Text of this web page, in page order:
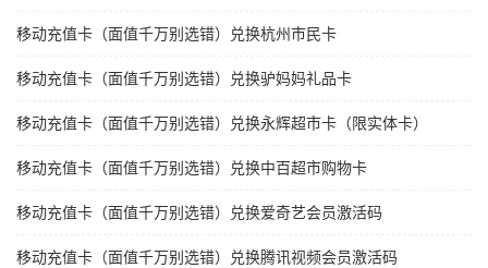
移动充值卡（面值千万别选错）兑换杭州市民卡
移动充值卡（面值千万别选错）兑换驴妈妈礼品卡
移动充值卡（面值千万别选错）兑换永辉超市卡（限实体卡）
移动充值卡（面值千万别选错）兑换中百超市购物卡
移动充值卡（面值千万别选错）兑换爱奇艺会员激活码
移动充值卡（面值千万别选错）兑换腾讯视频会员激活码